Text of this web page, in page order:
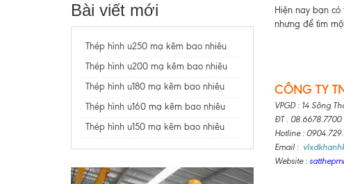
Bài viết mới
Thép hình u250 mạ kẽm bao nhiêu
Thép hình u200 mạ kẽm bao nhiêu
Thép hình u180 mạ kẽm bao nhiêu
Thép hình u160 mạ kẽm bao nhiêu
Thép hình u150 mạ kẽm bao nhiêu
Hiện nay bạn
nhưng để tìm
CÔNG TY
VPGD : 14 Sông
ĐT :
Hotline :
Email :
Website :